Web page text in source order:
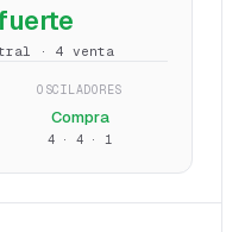
· 4 venta
OSCILADORES
Compra
4 · 4 · 1